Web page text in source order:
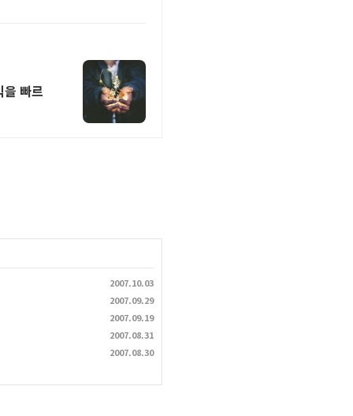
빠르
2007.10.03
2007.09.29
2007.09.19
2007.08.31
2007.08.30